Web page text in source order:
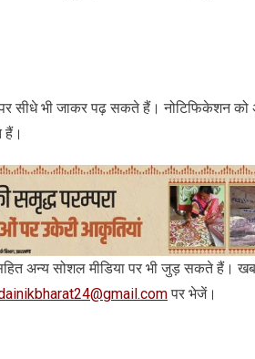
सीधे भी जाकर पढ़ सकते हैं। नोटिफिकेशन
हैं।
अन्‍य सोशल मीडिया पर भी जुड़ सकते हैं।
पर भेजें।